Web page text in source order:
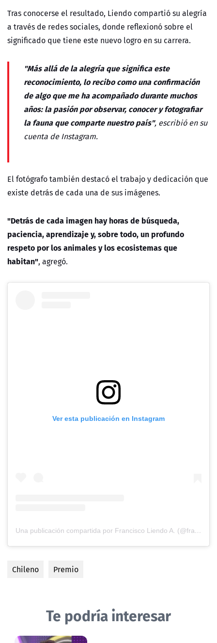
Tras conocerse el resultado, Liendo compartió su alegría
a través de redes sociales, donde reflexionó sobre el
significado que tiene este nuevo logro en su carrera.
"Más allá de la alegría que significa este
reconocimiento, lo recibo como una confirmación
de algo que me ha acompañado durante muchos
años: la pasión por observar, conocer y fotografiar
la fauna que comparte nuestro país", escribió en su
cuenta de Instagram.
El fotógrafo también destacó el trabajo y dedicación que
existe detrás de cada una de sus imágenes.
"Detrás de cada imagen hay horas de búsqueda,
paciencia, aprendizaje y, sobre todo, un profundo
respeto por los animales y los ecosistemas que
habitan", agregó.
Ver esta publicación en Instagram
Una publicación compartida por Francisco Liendo A. (@franz_nat)
Chileno Premio
Te podría interesar